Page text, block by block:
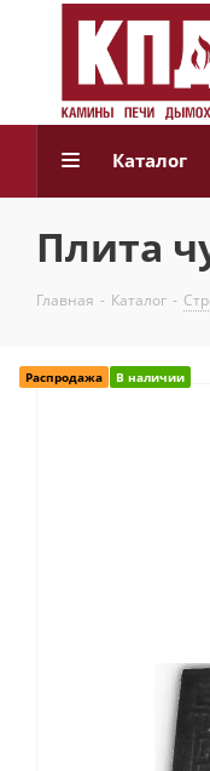
Каталог
Плита
Главная - Каталог -
Распродажа В наличии